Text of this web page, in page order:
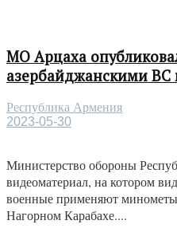
МО Арцаха
азербайджанскими
Республика Армения
2023-05-30
Министерство обороны
видеоматериал, на котором
военные применяют
Нагорном Карабахе....